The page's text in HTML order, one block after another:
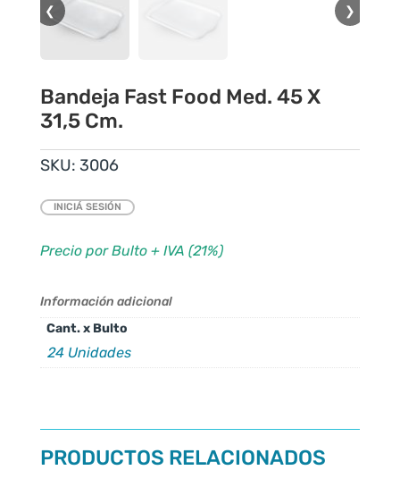
❮ ❯
Bandeja Fast Food Med. 45 X
31,5 Cm.
SKU: 3006
INICIÁ SESIÓN
Precio por Bulto + IVA (21%)
Información adicional
Cant. x Bulto
24 Unidades
PRODUCTOS RELACIONADOS